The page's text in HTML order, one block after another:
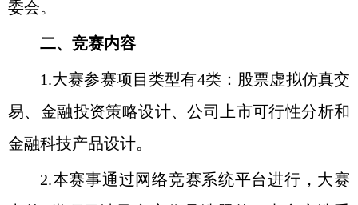
委会。
二、竞赛内容
1.大赛参赛项目类型有4类：股票虚拟仿真交
易、金融投资策略设计、公司上市可行性分析和
金融科技产品设计。
2.本赛事通过网络竞赛系统平台进行，大赛